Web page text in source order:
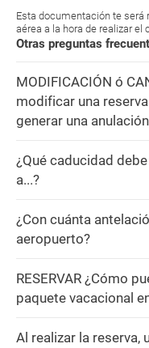
Esta documentación te será
aérea a la hora de realizar el
Otras preguntas
MODIFICACIÓN ó
modificar una
generar una
¿Qué caducidad
a...?
¿Con cuánta
aeropuerto?
RESERVAR ¿Cómo
paquete vacacional
Al realizar la reserva,